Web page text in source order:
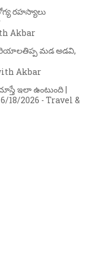
రహస్యాలు
Akbar
మడ అడవి,
Akbar
ఇలా ఉంటుంది |
18/2026 - Travel &